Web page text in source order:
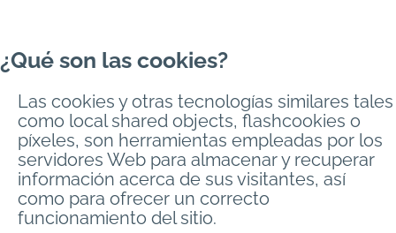
¿Qué son las cookies?
Las cookies y otras tecnologías similares tales
como local shared objects, flashcookies o
píxeles, son herramientas empleadas por los
servidores Web para almacenar y recuperar
información acerca de sus visitantes, así
como para ofrecer un correcto
funcionamiento del sitio.